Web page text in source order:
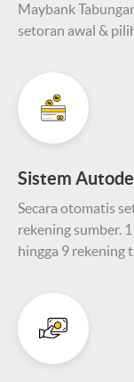
Maybank
setoran awal &
Sistem
Secara otomatis
rekening sumber.
hingga 9 rekening